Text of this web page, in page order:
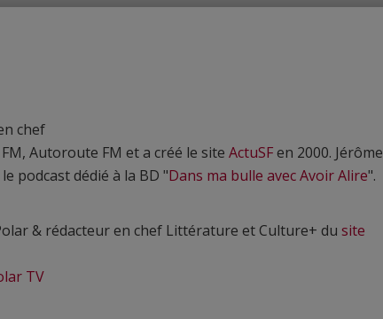
chef
Autoroute FM et a créé le site ActuSFen 2000. Jérôme
podcast dédié à la BD "Dans ma bulle avec Avoir Alire".
& rédacteur en chef Littérature et Culture+ du site
TV